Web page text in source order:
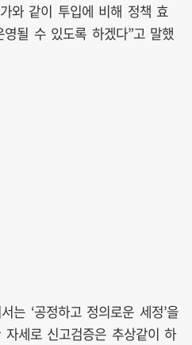
와 같이 투입에 비해 정책 효
될 수 있도록 하겠다”고 말했
는 ‘공정하고 정의로운 세정’을
자세로 신고검증은 추상같이 하